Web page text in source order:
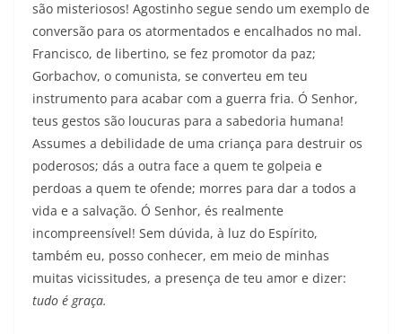
são misteriosos! Agostinho segue sendo um exemplo de
conversão para os atormentados e encalhados no mal.
Francisco, de libertino, se fez promotor da paz;
Gorbachov, o comunista, se converteu em teu
instrumento para acabar com a guerra fria. Ó Senhor,
teus gestos são loucuras para a sabedoria humana!
Assumes a debilidade de uma criança para destruir os
poderosos; dás a outra face a quem te golpeia e
perdoas a quem te ofende; morres para dar a todos a
vida e a salvação. Ó Senhor, és realmente
incompreensível! Sem dúvida, à luz do Espírito,
também eu, posso conhecer, em meio de minhas
muitas vicissitudes, a presença de teu amor e dizer:
tudo é graça.